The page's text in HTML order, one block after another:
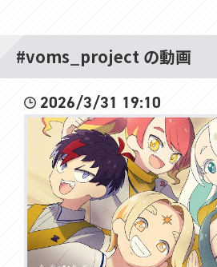
#voms_project
#voms_project の動画
2026/3/31 19:10